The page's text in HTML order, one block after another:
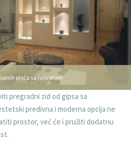
ploča sa rasvetom
pregradni zid od gipsa sa
predivna i moderna opcija ne
prostor, već će i pružiti dodatnu